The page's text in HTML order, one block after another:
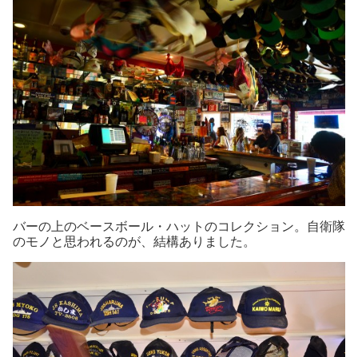
バーの上のベースボール・ハットのコレクション。自衛隊
のモノと思われるのが、結構ありました。